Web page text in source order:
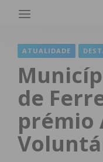
ATUALIDADE
de
prémio